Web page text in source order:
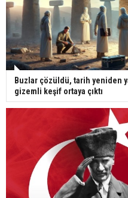
Buzlar çözüldü, tarih yeniden
gizemli keşif ortaya çıktı